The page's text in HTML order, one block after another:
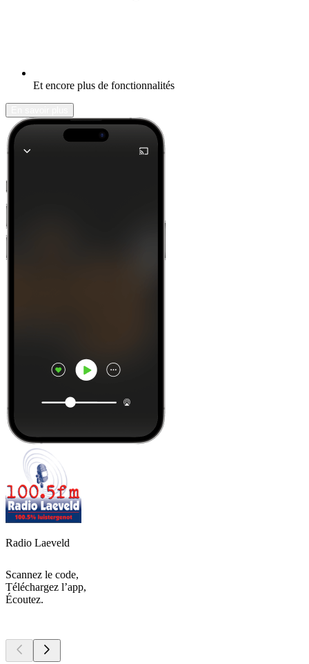
Et encore plus de fonctionnalités
Radio Laeveld
Scannez le code,
Téléchargez l’app,
Écoutez.